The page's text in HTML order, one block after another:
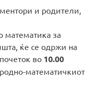
и родители,
математика за
ќе се одржи на
почеток во 10.00
математичкиот